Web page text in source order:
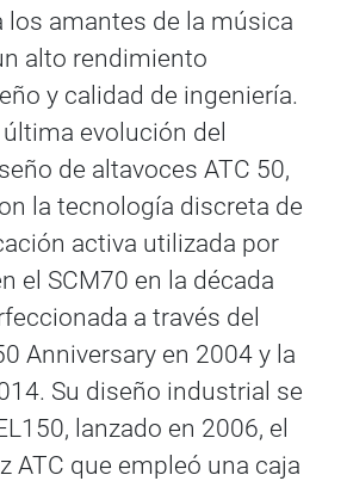
los amantes de la música
alto rendimiento
y calidad de ingeniería.
evolución del
de altavoces ATC 50,
la tecnología discreta de
activa utilizada por
el SCM70 en la década
a través del
Anniversary en 2004 y la
Su diseño industrial se
lanzado en 2006, el
ATC que empleó una caja